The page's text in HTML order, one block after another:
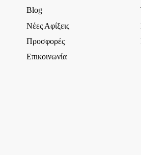
Blog
Νέες Αφίξεις
Προσφορές
Επικοινωνία